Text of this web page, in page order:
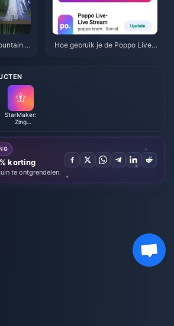
A
Hoe gebruik je de Poppo Live-
StarMaker:
Zing
munten
korting
te ontgrendelen.